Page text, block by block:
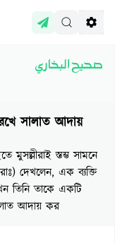
صحيح البخاري
সালাত আদায়
মুসল্লীরাই স্তম্ভ সামনে
দেখলেন, এক ব্যক্তি
তিনি তাকে একটি
আদায় কর